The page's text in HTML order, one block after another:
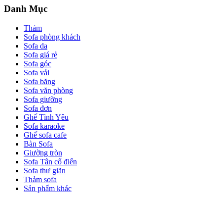
Danh Mục
Thảm
Sofa phòng khách
Sofa da
Sofa giá rẻ
Sofa góc
Sofa vải
Sofa băng
Sofa văn phòng
Sofa giường
Sofa đơn
Ghế Tình Yêu
Sofa karaoke
Ghế sofa cafe
Bàn Sofa
Giường tròn
Sofa Tân cổ điển
Sofa thư giãn
Thảm sofa
Sản phẩm khác